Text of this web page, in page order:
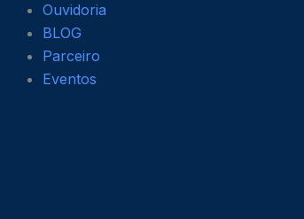
Ouvidoria
BLOG
Parceiro
Eventos